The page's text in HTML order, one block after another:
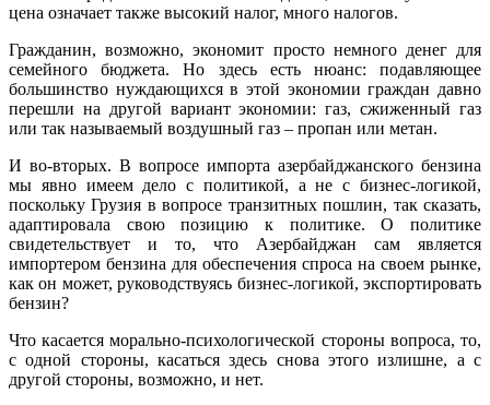
цена означает также высокий налог, много налогов.
Гражданин, возможно, экономит просто немного денег для
семейного бюджета. Но здесь есть нюанс: подавляющее
большинство нуждающихся в этой экономии граждан давно
перешли на другой вариант экономии: газ, сжиженный газ
или так называемый воздушный газ – пропан или метан.
И во-вторых. В вопросе импорта азербайджанского бензина
мы явно имеем дело с политикой, а не с бизнес-логикой,
поскольку Грузия в вопросе транзитных пошлин, так сказать,
адаптировала свою позицию к политике. О политике
свидетельствует и то, что Азербайджан сам является
импортером бензина для обеспечения спроса на своем рынке,
как он может, руководствуясь бизнес-логикой, экспортировать
бензин?
Что касается морально-психологической стороны вопроса, то,
с одной стороны, касаться здесь снова этого излишне, а с
другой стороны, возможно, и нет.